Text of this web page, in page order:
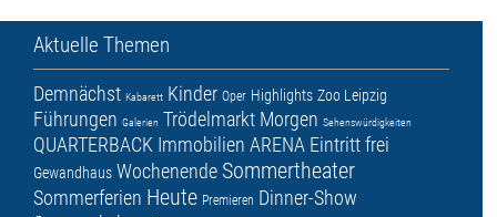
Aktuelle Themen
Demnächst Kabarett Kinder Oper Highlights Zoo Leipzig
Führungen Galerien Trödelmarkt Morgen Sehenswürdigkeiten
QUARTERBACK Immobilien ARENA Eintritt frei
Gewandhaus Wochenende Sommertheater
Sommerferien Heute Premieren Dinner-Show